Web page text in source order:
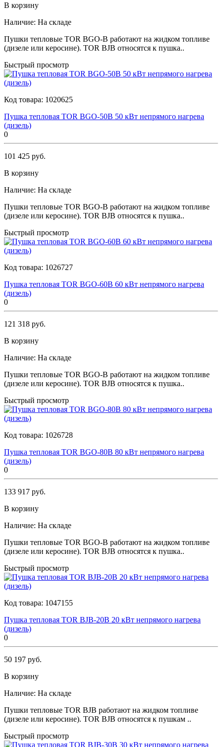
В корзину
Наличие: На складе
Пушки тепловые TOR BGO-B работают на жидком топливе
(дизеле или керосине). TOR BJB относятся к пушка..
Быстрый просмотр
Код товара: 1020625
Пушка тепловая TOR BGO-50B 50 кВт непрямого нагрева
(дизель)
0
101 425 руб.
В корзину
Наличие: На складе
Пушки тепловые TOR BGO-B работают на жидком топливе
(дизеле или керосине). TOR BJB относятся к пушка..
Быстрый просмотр
Код товара: 1026727
Пушка тепловая TOR BGO-60B 60 кВт непрямого нагрева
(дизель)
0
121 318 руб.
В корзину
Наличие: На складе
Пушки тепловые TOR BGO-B работают на жидком топливе
(дизеле или керосине). TOR BJB относятся к пушка..
Быстрый просмотр
Код товара: 1026728
Пушка тепловая TOR BGO-80B 80 кВт непрямого нагрева
(дизель)
0
133 917 руб.
В корзину
Наличие: На складе
Пушки тепловые TOR BGO-B работают на жидком топливе
(дизеле или керосине). TOR BJB относятся к пушка..
Быстрый просмотр
Код товара: 1047155
Пушка тепловая TOR BJB-20B 20 кВт непрямого нагрева
(дизель)
0
50 197 руб.
В корзину
Наличие: На складе
Пушки тепловые TOR BJB работают на жидком топливе
(дизеле или керосине). TOR BJB относятся к пушкам ..
Быстрый просмотр